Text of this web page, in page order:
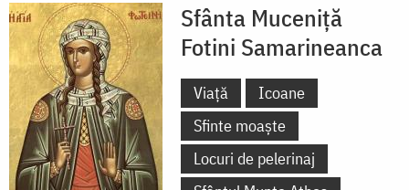
Sfânta Muceniță
Fotini Samarineanca
Viață
Icoane
Sfinte moaște
Locuri de pelerinaj